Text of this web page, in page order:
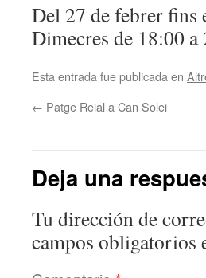
Del 27 de febrer
Dimecres de 18:00 a
Esta entrada fue publicada en
← Patge Reial a Can Solei
Deja una
Tu dirección de
campos obligatorios